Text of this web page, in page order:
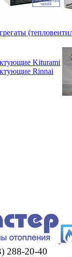
Kiturami
Rinnai
288-20-40